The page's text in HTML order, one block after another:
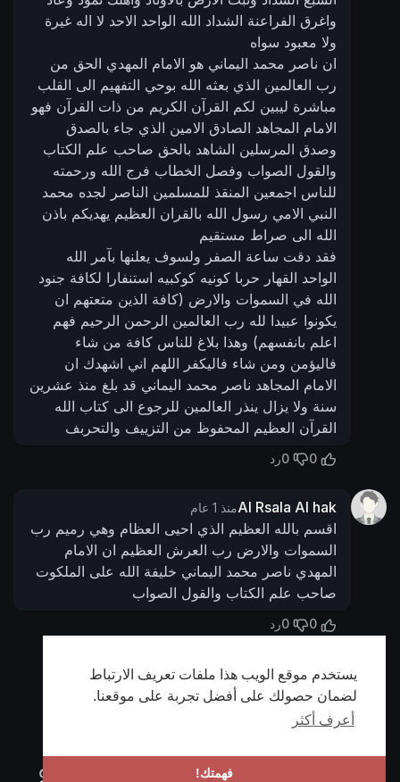
يستخدم موقع الويب هذا ملفات تعريف الارتباط
لضمان حصولك على أفضل تجربة على موقعنا.
أعرف أكثر
فهمتك!
واغرق الفراعنة الشداد الله الواحد الاحد لا اله غيرة
ولا معبود سواه
ان ناصر محمد اليماني هو الامام المهدي الحق من
رب العالمين الذي بعثه الله بوحي التفهيم الى القلب
مباشرة ليبين لكم القرآن الكريم من ذات القرآن فهو
الامام المجاهد الصادق الامين الذي جاء بالصدق
وصدق المرسلين الشاهد بالحق صاحب علم الكتاب
والقول الصواب وفصل الخطاب فرج الله ورحمته
للناس اجمعين المنقذ للمسلمين الناصر لجده محمد
النبي الامي رسول الله بالقران العظيم يهديكم باذن
الله الى صراط مستقيم
فقد دقت ساعة الصفر ولسوف يعلنها بآمر الله
الواحد القهار حربا كونيه كوكبيه استنفارا لكافة جنود
الله في السموات والارض (كافة الذين متعتهم ان
يكونوا عبيدا لله رب العالمين الرحمن الرحيم فهم
اعلم بانفسهم) وهذا بلاغ للناس كافة من شاء
فاليؤمن ومن شاء فاليكفر اللهم اني اشهدك ان
الامام المجاهد ناصر محمد اليماني قد بلغ منذ عشرين
سنة ولا يزال ينذر العالمين للرجوع الى كتاب الله
القرآن العظيم المحفوظ من التزييف والتحربف
0
0رد
Al Rsala Al hakمنذ 1 عام
اقسم بالله العظيم الذي احيى العظام وهي رميم رب
السموات والارض رب العرش العظيم ان الامام
المهدي ناصر محمد اليماني خليفة الله على الملكوت
صاحب علم الكتاب والقول الصواب
0
0رد
أظهر المزيد